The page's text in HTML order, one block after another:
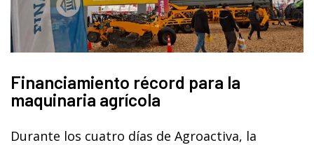
Financiamiento récord para la
maquinaria agrícola
Durante los cuatro días de Agroactiva, la